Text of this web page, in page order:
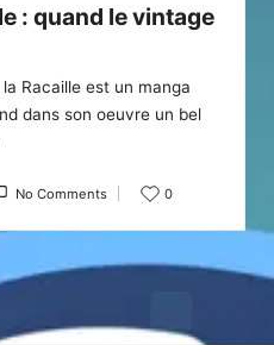
: quand le vintage
Racaille est un manga
dans son oeuvre un bel
No Comments 0